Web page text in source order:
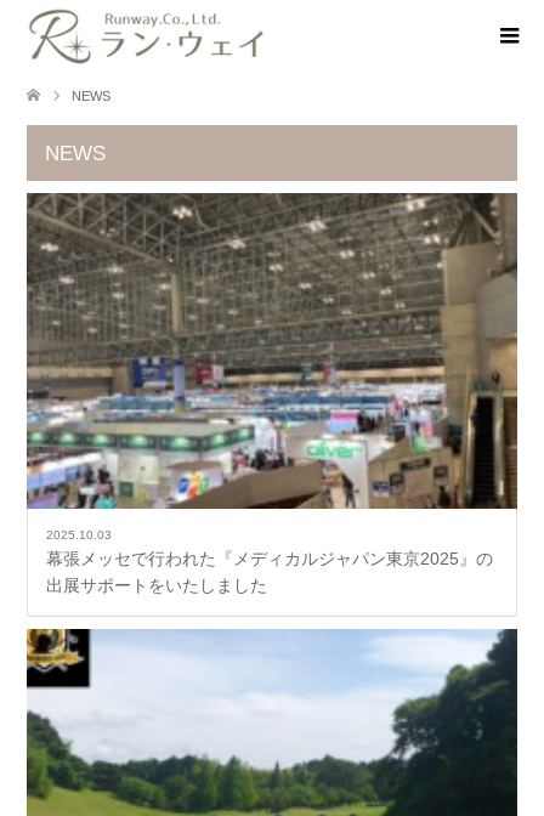
NEWS
NEWS
2025.10.03
幕張メッセで行われた『メディカルジャパン東京2025』の
出展サポートをいたしました